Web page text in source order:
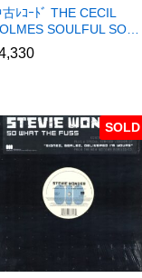
ﾚｺｰﾄﾞ THE CECIL
SOULFUL SO…
SOLD